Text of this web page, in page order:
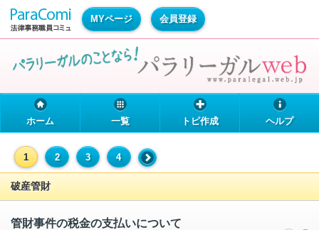
MYページ 会員登録
ホーム 一覧 トピ作成 ヘルプ
1 2 3 4
破産管財
管財事件の税金の支払いについて